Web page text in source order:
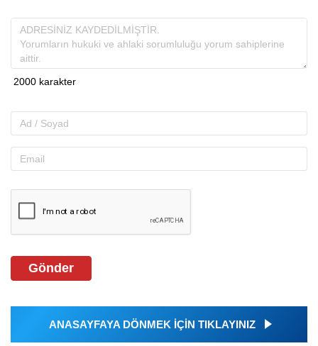
Gönder
ANASAYFAYA DÖNMEK İÇİN TIKLAYINIZ